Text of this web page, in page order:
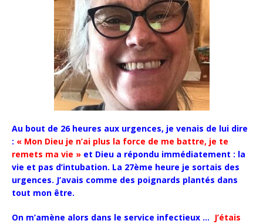
Au bout de 26 heures aux urgences, je venais de lui dire
: « Mon Dieu je n’ai plus la force de me battre, je te
remets ma vie » et Dieu a répondu immédiatement : la
vie et pas d’intubation. La 27ème heure je sortais des
urgences. J’avais comme des poignards plantés dans
tout mon être.
On m’amène alors dans le service infectieux … J’étais